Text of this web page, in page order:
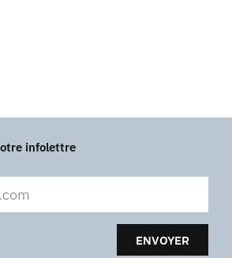
infolettre
ENVOYER